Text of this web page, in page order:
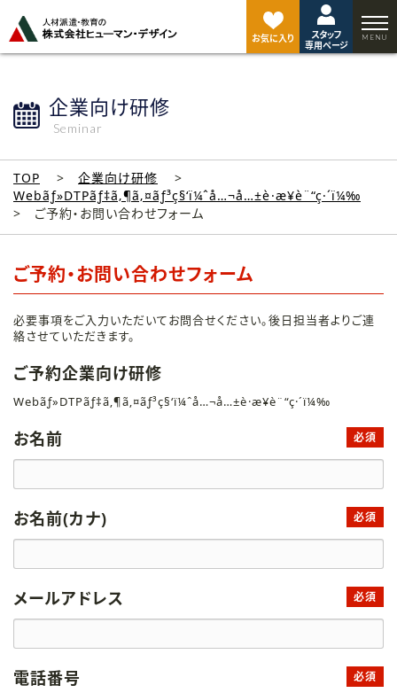
お気に入り
スタッフ
専用ページ
企業向け研修
Seminar
TOP
企業向け研修
Webãƒ»DTPãƒ‡ã‚¶ã‚¤ãƒ³ç§‘ï¼ˆå…¬å…±è·æ¥­è¨“ç·´ï¼‰
ご予約・お問い合わせフォーム
ご予約・お問い合わせフォーム
必要事項をご入力いただいてお問合せください。後日担当者よりご連
絡させていただきます。
ご予約企業向け研修
Webãƒ»DTPãƒ‡ã‚¶ã‚¤ãƒ³ç§‘ï¼ˆå…¬å…±è·æ¥­è¨“ç·´ï¼‰
お名前 必須
お名前(カナ) 必須
メールアドレス 必須
電話番号 必須
ジ
ト